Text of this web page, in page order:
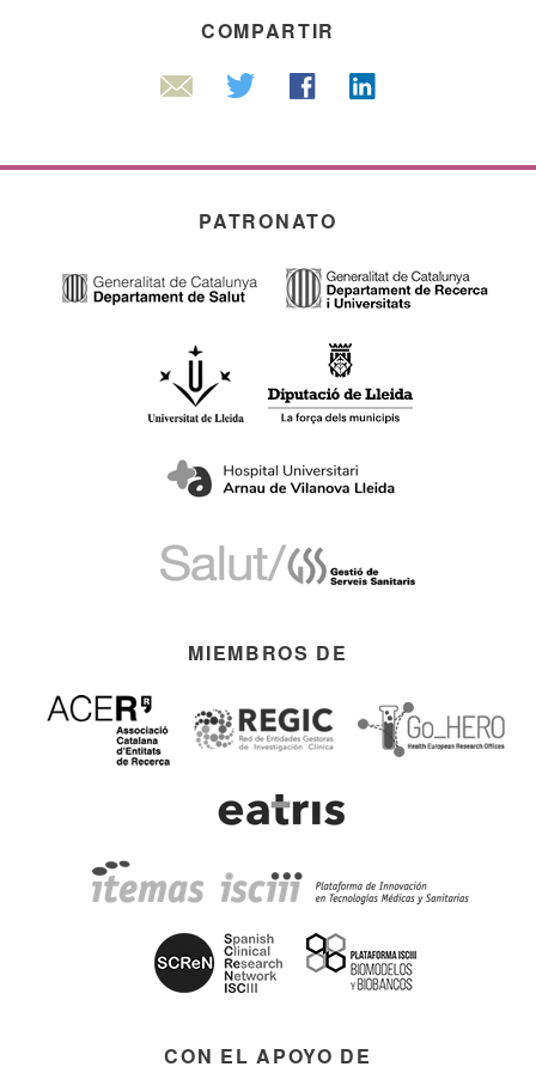
COMPARTIR
Email Twitter FacebookLinkedin
PATRONATO
MIEMBROS DE
CON EL APOYO DE